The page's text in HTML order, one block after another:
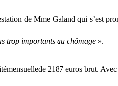
de Mme Galand qui s’est
trop importants au chômage ».
2187 euros brut.